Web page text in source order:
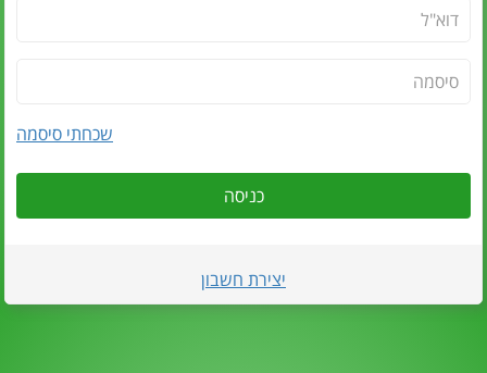
שכחתי סיסמה
כניסה
יצירת חשבון